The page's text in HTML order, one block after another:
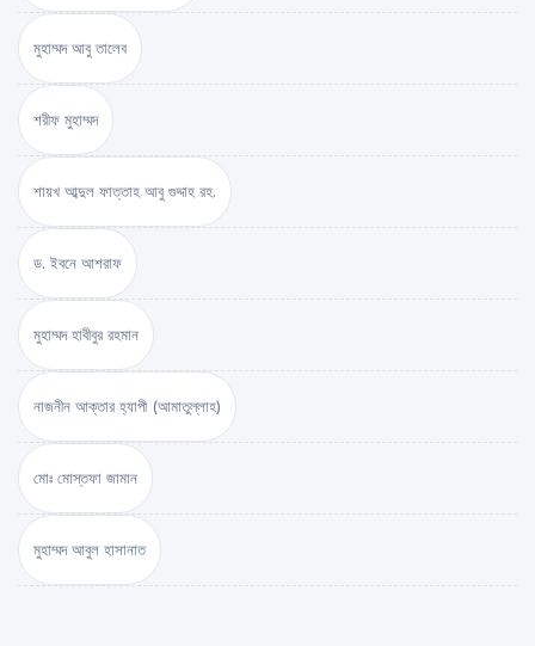
মুহাম্মদ আবু তালেব
শরীফ মুহাম্মদ
শায়খ আব্দুল ফাত্তাহ আবু গুদ্দাহ রহ.
ড. ইবনে আশরাফ
মুহাম্মদ হাবীবুর রহমান
নাজনীন আক্তার হ্যাপী (আমাতুল্লাহ)
মোঃ মোস্তফা জামান
মুহাম্মদ আবুল হাসানাত